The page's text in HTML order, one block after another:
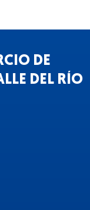
DE
DEL RÍO